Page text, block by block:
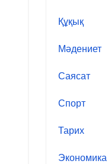
Құқық
Мәдениет
Саясат
Спорт
Тарих
Экономика